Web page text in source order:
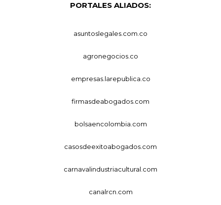
PORTALES ALIADOS:
asuntoslegales.com.co
agronegocios.co
empresas.larepublica.co
firmasdeabogados.com
bolsaencolombia.com
casosdeexitoabogados.com
carnavalindustriacultural.com
canalrcn.com